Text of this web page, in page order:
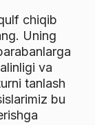
chiqib
Uning
va
tanlash
bu